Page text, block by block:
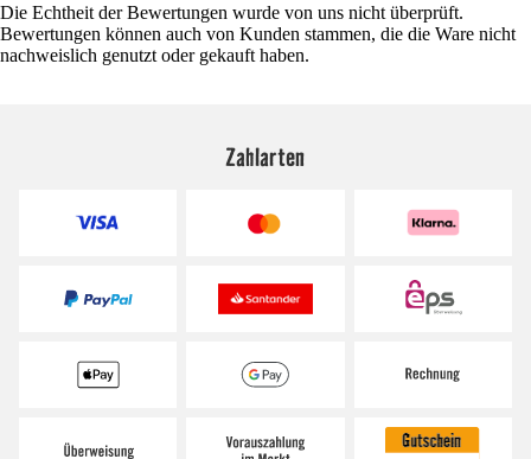
Die Echtheit der Bewertungen wurde von uns nicht überprüft.
Bewertungen können auch von Kunden stammen, die die Ware nicht
nachweislich genutzt oder gekauft haben.
Zahlarten